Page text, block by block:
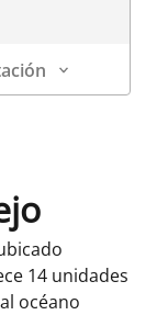
14 unidades
océano